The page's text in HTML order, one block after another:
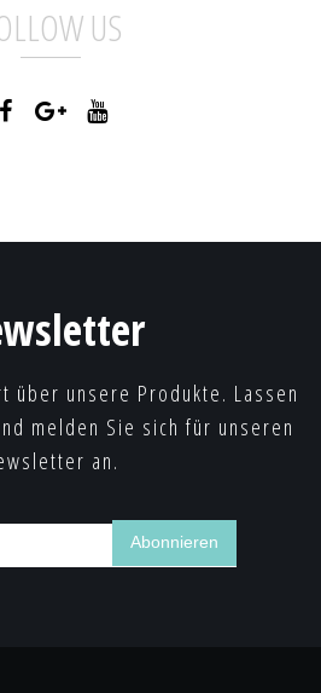
US
über unsere Produkte. Lassen
melden Sie sich für unseren
an.